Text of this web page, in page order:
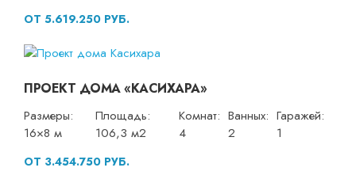
ОТ 5.619.250 РУБ.
ПРОЕКТ ДОМА «КАСИХАРА»
Размеры:
16×8 м
Площадь:
106,3 м2
Комнат:
4
Ванных:
2
Гаражей:
1
ОТ 3.454.750 РУБ.